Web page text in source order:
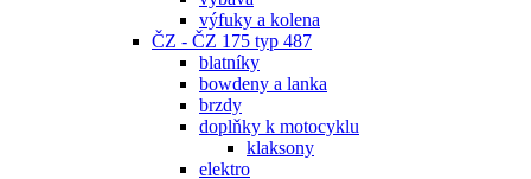
výfuky a kolena
ČZ - ČZ 175 typ 487
blatníky
bowdeny a lanka
brzdy
doplňky k motocyklu
klaksony
elektro